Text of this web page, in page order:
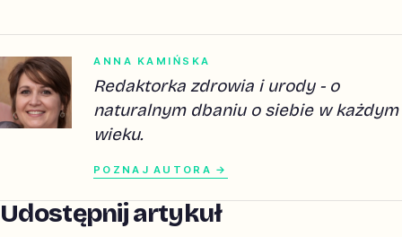
ANNA KAMIŃSKA
Redaktorka zdrowia i urody - o
naturalnym dbaniu o siebie w każdym
wieku.
POZNAJ AUTORA →
Udostępnij artykuł